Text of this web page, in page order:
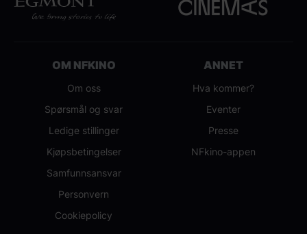
OM NFKINO
Om oss
Spørsmål og svar
Ledige stillinger
Kjøpsbetingelser
Samfunnsansvar
Personvern
Cookiepolicy
ANNET
Hva kommer?
Eventer
Presse
NFkino-appen